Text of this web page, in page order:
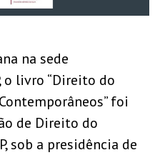
na sede
o livro “Direito do
foi
de Direito do
sob a presidência de